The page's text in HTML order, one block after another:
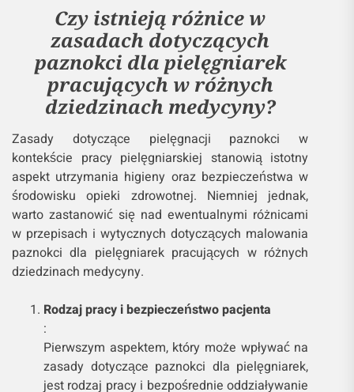
Czy istnieją różnice w
zasadach dotyczących
paznokci dla pielęgniarek
pracujących w różnych
dziedzinach medycyny?
Zasady dotyczące pielęgnacji paznokci w
kontekście pracy pielęgniarskiej stanowią istotny
aspekt utrzymania higieny oraz bezpieczeństwa w
środowisku opieki zdrowotnej. Niemniej jednak,
warto zastanowić się nad ewentualnymi różnicami
w przepisach i wytycznych dotyczących malowania
paznokci dla pielęgniarek pracujących w różnych
dziedzinach medycyny.
Rodzaj pracy i bezpieczeństwo pacjenta
:
Pierwszym aspektem, który może wpływać na
zasady dotyczące paznokci dla pielęgniarek,
jest rodzaj pracy i bezpośrednie oddziaływanie